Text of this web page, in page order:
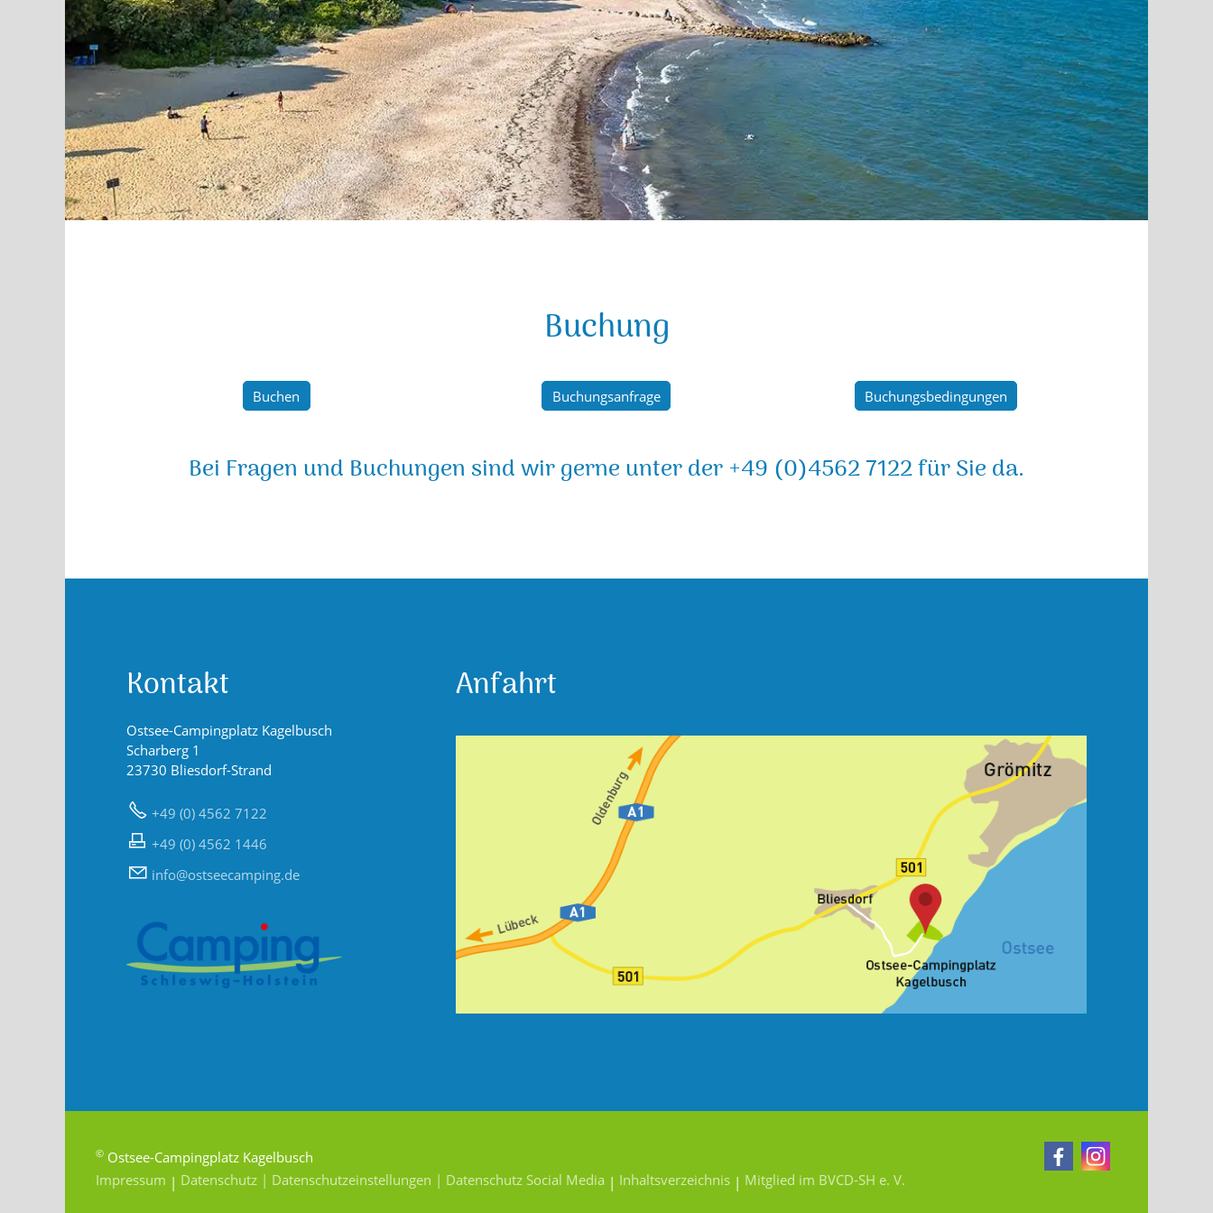
Buchung
Buchen Buchungsanfrage Buchungsbedingungen
Bei Fragen und Buchungen sind wir gerne unter der +49 (0)4562 7122 für Sie da.
Kontakt
Ostsee-Campingplatz Kagelbusch
Scharberg 1
23730 Bliesdorf-Strand
+49 (0) 4562 7122
+49 (0) 4562 1446
nf
sts c mp ng d
Anfahrt
© Ostsee-Campingplatz Kagelbusch
Impressum | Datenschutz | Datenschutzeinstellungen | Datenschutz Social Media | Inhaltsverzeichnis | Mitglied im BVCD-SH e. V.